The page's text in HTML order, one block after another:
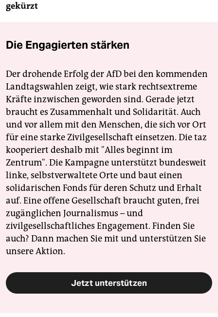
gekürzt
Die Engagierten stärken
Der drohende Erfolg der AfD bei den kommenden
Landtagswahlen zeigt, wie stark rechtsextreme
Kräfte inzwischen geworden sind. Gerade jetzt
braucht es Zusammenhalt und Solidarität. Auch
und vor allem mit den Menschen, die sich vor Ort
für eine starke Zivilgesellschaft einsetzen. Die taz
kooperiert deshalb mit "Alles beginnt im
Zentrum". Die Kampagne unterstützt bundesweit
linke, selbstverwaltete Orte und baut einen
solidarischen Fonds für deren Schutz und Erhalt
auf. Eine offene Gesellschaft braucht guten, frei
zugänglichen Journalismus – und
zivilgesellschaftliches Engagement. Finden Sie
auch? Dann machen Sie mit und unterstützen Sie
unsere Aktion.
Jetzt unterstützen